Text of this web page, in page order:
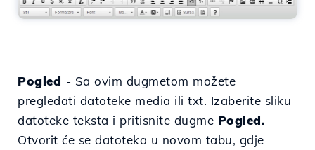
Pogled - Sa ovim dugmetom možete
pregledati datoteke media ili txt. Izaberite sliku
datoteke teksta i pritisnite dugme Pogled.
Otvorit će se datoteka u novom tabu, gdje